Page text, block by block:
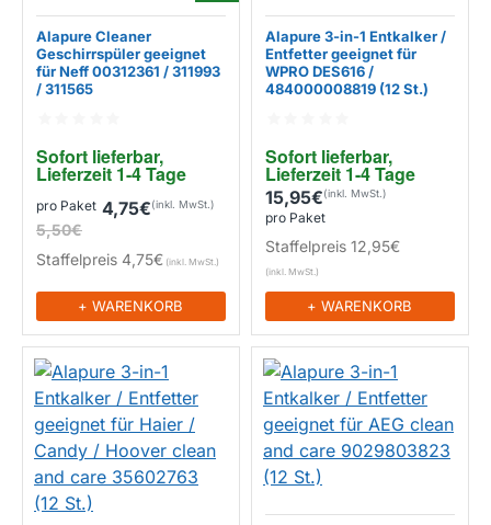
Sofort lieferbar,
Lieferzeit 1-4 Tage
Alapure Cleaner
Geschirrspüler geeignet
für Neff 00312361 / 311993
/ 311565
4,75€
5,50€
pro Paket
Staffelpreis 4,75€
+ WARENKORB
Sofort lieferbar,
Lieferzeit 1-4 Tage
Alapure 3-in-1 Entkalker /
Entfetter geeignet für
WPRO DES616 /
484000008819 (12 St.)
15,95€
pro Paket
Staffelpreis12,95€
+ WARENKORB